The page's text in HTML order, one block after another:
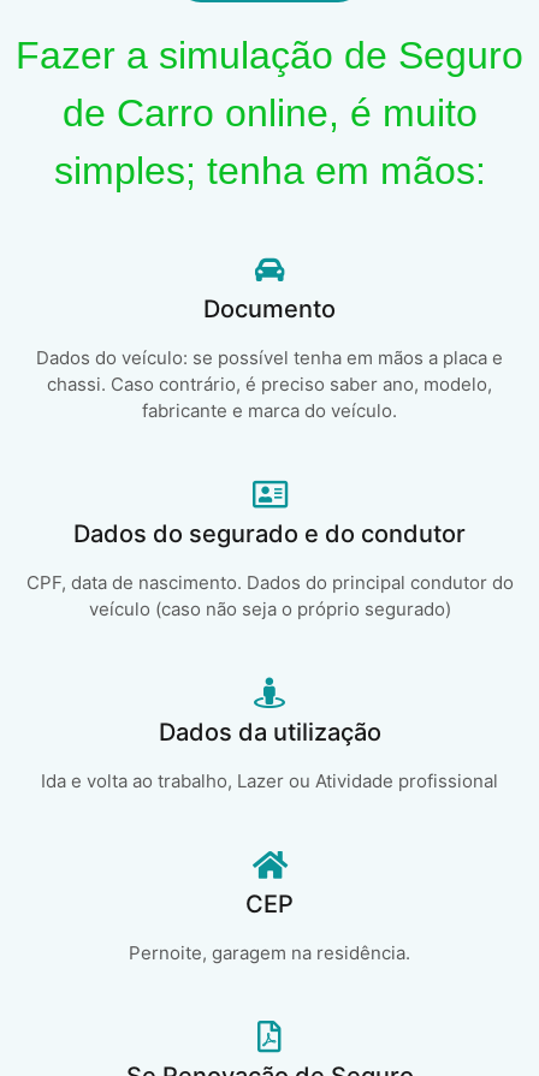
Fazer a simulação de Seguro
de Carro online, é muito
simples; tenha em mãos:
Documento
Dados do veículo: se possível tenha em mãos a placa e
chassi. Caso contrário, é preciso saber ano, modelo,
fabricante e marca do veículo.
Dados do segurado e do condutor
CPF, data de nascimento. Dados do principal condutor do
veículo (caso não seja o próprio segurado)
Dados da utilização
Ida e volta ao trabalho, Lazer ou Atividade profissional
CEP
Pernoite, garagem na residência.